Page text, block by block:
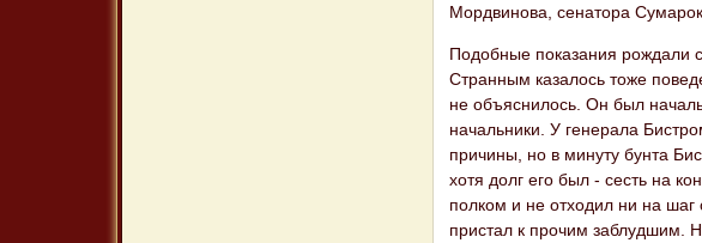
Мордвинова, сенатора
Подобные показания рождали
Странным казалось тоже
не объяснилось. Он был
начальники. У генерала
причины, но в минуту бунта
хотя долг его был - сесть на
полком и не отходил ни на шаг
пристал к прочим заблудшим.